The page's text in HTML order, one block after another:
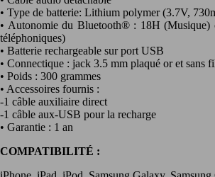
• Type de batterie: Lithium polymer (3.7V,
• Autonomie du Bluetooth® : 18H (Musique)
téléphoniques)
• Batterie rechargeable sur port USB
• Connectique : jack 3.5 mm plaqué or et sans
• Poids : 300 grammes
• Accessoires fournis :
-1 câble auxiliaire direct
-1 câble aux-USB pour la recharge
• Garantie : 1 an
COMPATIBILITÉ :